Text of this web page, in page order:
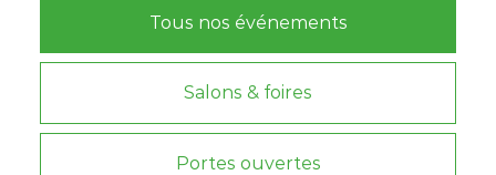
Tous nos événements
Salons & foires
Portes ouvertes